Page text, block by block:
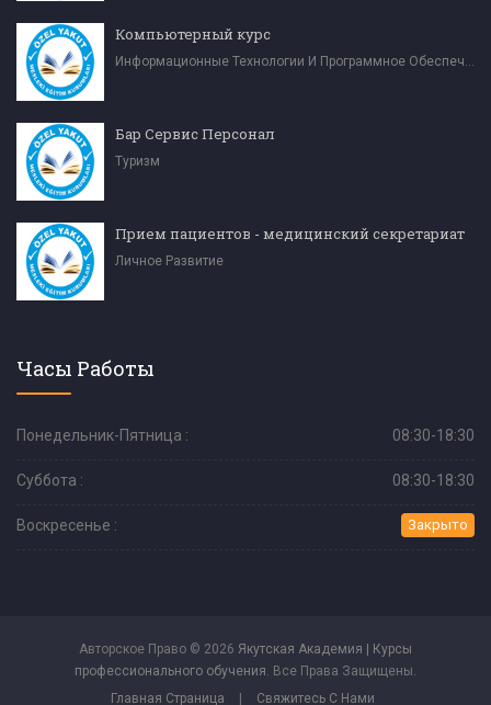
Компьютерный курс
Информационные Технологии И Программное Обеспечение
Бар Сервис Персонал
Туризм
Прием пациентов - медицинский секретариат
Личное Развитие
Часы Работы
Понедельник-Пятница : 08:30-18:30
Суббота : 08:30-18:30
Воскресенье : Закрыто
Авторское Право © 2026 Якутская Академия | Курсы
профессионального обучения. Все Права Защищены.
Главная Страница
| Свяжитесь С Нами